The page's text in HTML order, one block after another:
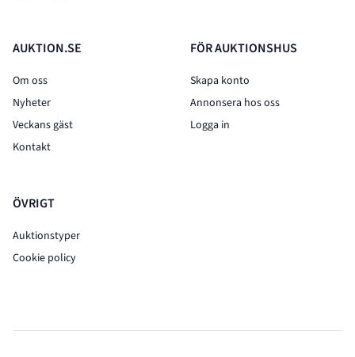
AUKTION.SE
Om oss
Nyheter
Veckans gäst
Kontakt
ÖVRIGT
Auktionstyper
Cookie policy
FÖR AUKTIONSHUS
Skapa konto
Annonsera hos oss
Logga in